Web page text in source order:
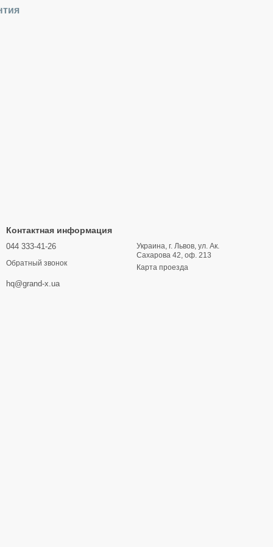
Контактная информация
044 333-41-26
Обратный звонок
hq@grand-x.ua
Украина, г. Львов, ул. Ак.
Сахарова 42, оф. 213
Карта проезда